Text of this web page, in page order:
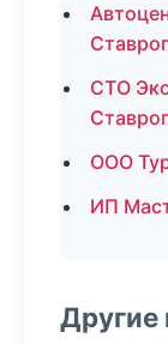
СТО
ООО
ИП
Другие